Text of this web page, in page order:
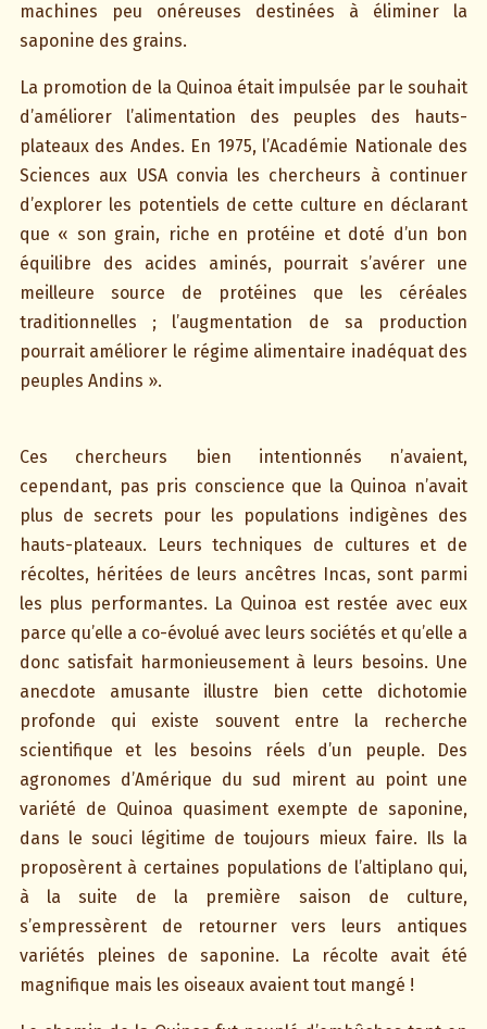
machines peu onéreuses destinées à éliminer la
saponine des grains.
La promotion de la Quinoa était impulsée par le souhait
d’améliorer l’alimentation des peuples des hauts-
plateaux des Andes. En 1975, l’Académie Nationale des
Sciences aux USA convia les chercheurs à continuer
d’explorer les potentiels de cette culture en déclarant
que « son grain, riche en protéine et doté d’un bon
équilibre des acides aminés, pourrait s’avérer une
meilleure source de protéines que les céréales
traditionnelles ; l’augmentation de sa production
pourrait améliorer le régime alimentaire inadéquat des
peuples Andins ».
Ces chercheurs bien intentionnés n’avaient,
cependant, pas pris conscience que la Quinoa n’avait
plus de secrets pour les populations indigènes des
hauts-plateaux. Leurs techniques de cultures et de
récoltes, héritées de leurs ancêtres Incas, sont parmi
les plus performantes. La Quinoa est restée avec eux
parce qu’elle a co-évolué avec leurs sociétés et qu’elle a
donc satisfait harmonieusement à leurs besoins. Une
anecdote amusante illustre bien cette dichotomie
profonde qui existe souvent entre la recherche
scientifique et les besoins réels d’un peuple. Des
agronomes d’Amérique du sud mirent au point une
variété de Quinoa quasiment exempte de saponine,
dans le souci légitime de toujours mieux faire. Ils la
proposèrent à certaines populations de l’altiplano qui,
à la suite de la première saison de culture,
s’empressèrent de retourner vers leurs antiques
variétés pleines de saponine. La récolte avait été
magnifique mais les oiseaux avaient tout mangé !